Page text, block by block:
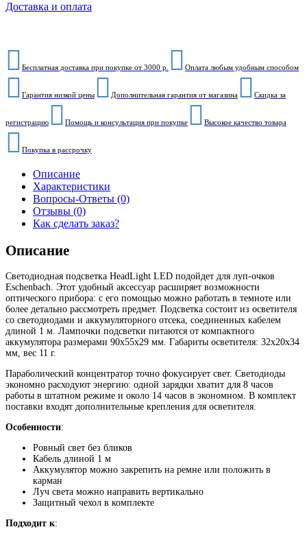
Доставка и оплата
Бесплатная доставка при покупке от 3000 р. Оплата любым удобным способом
Гарантия низкой цены Дополнительная гарантия от магазина Скидка за
регистрацию Помощь и консультация при покупке Высокое качество товара
Покупка в рассрочку
Описание
Характеристики
Вопросы-Ответы (0)
Отзывы (0)
Как сделать заказ?
Описание
Светодиодная подсветка HeadLight LED подойдет для луп-очков
Eschenbach. Этот удобный аксессуар расширяет возможности
оптического прибора: с его помощью можно работать в темноте или
более детально рассмотреть предмет. Подсветка состоит из осветителя
со светодиодами и аккумуляторного отсека, соединенных кабелем
длиной 1 м. Лампочки подсветки питаются от компактного
аккумулятора размерами 90x55x29 мм. Габариты осветителя: 32x20x34
мм, вес 11 г.
Параболический концентратор точно фокусирует свет. Светодиоды
экономно расходуют энергию: одной зарядки хватит для 8 часов
работы в штатном режиме и около 14 часов в экономном. В комплект
поставки входят дополнительные крепления для осветителя.
Особенности:
Ровный свет без бликов
Кабель длиной 1 м
Аккумулятор можно закрепить на ремне или положить в
карман
Луч света можно направить вертикально
Защитный чехол в комплекте
Подходит к: